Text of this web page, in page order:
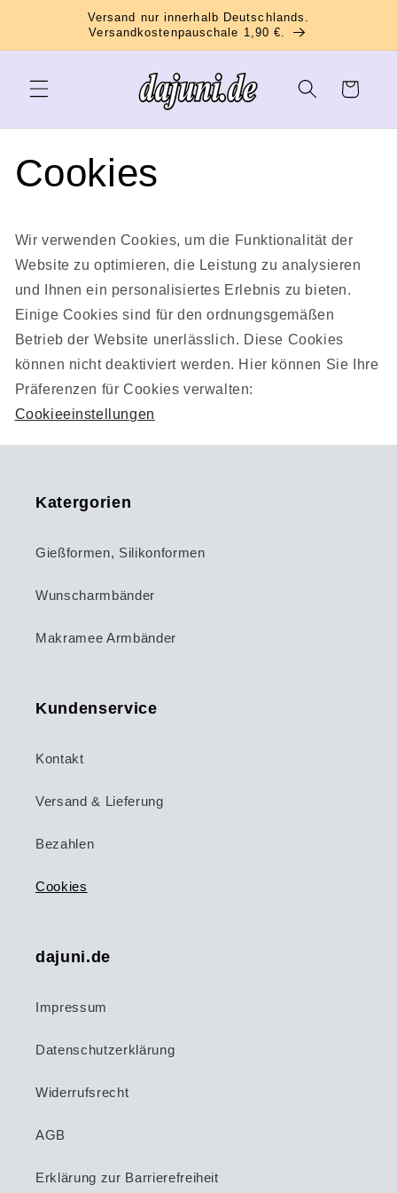
Versand nur innerhalb Deutschlands.
Versandkostenpauschale 1,90 €.
Warenkorb
Cookies
Wir verwenden Cookies, um die Funktionalität der
Website zu optimieren, die Leistung zu analysieren
und Ihnen ein personalisiertes Erlebnis zu bieten.
Einige Cookies sind für den ordnungsgemäßen
Betrieb der Website unerlässlich. Diese Cookies
können nicht deaktiviert werden. Hier können Sie Ihre
Präferenzen für Cookies verwalten:
Cookieeinstellungen
Katergorien
Gießformen, Silikonformen
Wunscharmbänder
Makramee Armbänder
Kundenservice
Kontakt
Versand & Lieferung
Bezahlen
Cookies
dajuni.de
Impressum
Datenschutzerklärung
Widerrufsrecht
AGB
Erklärung zur Barrierefreiheit